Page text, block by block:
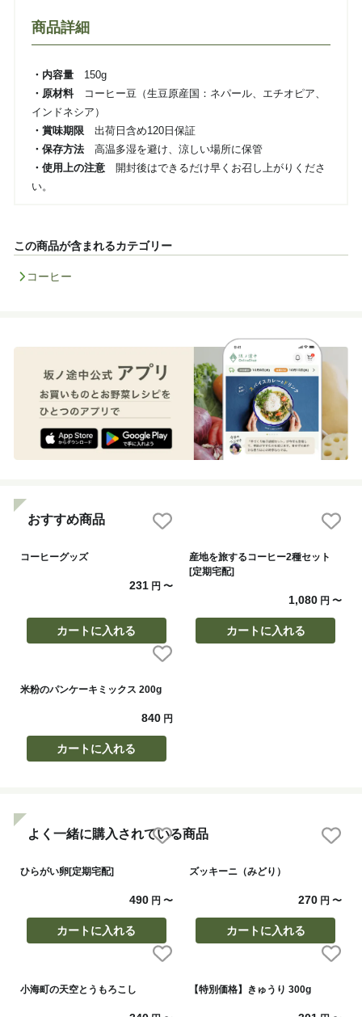
商品詳細
・内容量150g
・原材料
コーヒー豆（生豆原産国：ネパール、エチオピア、
インドネシア）
・賞味期限出荷日含め120日保証
・保存方法高温多湿を避け、涼しい場所に保管
・使用上の注意開封後はできるだけ早くお召し上がりくださ
い。
この商品が含まれるカテゴリー
コーヒー
おすすめ商品
コーヒーグッズ
231円 〜
カートに入れる
産地を旅するコーヒー2種セット
[定期宅配]
1,080 円〜
カートに入れる
米粉のパンケーキミックス 200g
840円
カートに入れる
よく一緒に購入されている商品
ひらがい卵[定期宅配]
490円 〜
カートに入れる
ズッキーニ（みどり）
270 円〜
カートに入れる
小海町の天空とうもろこし 【特別価格】きゅうり 300g